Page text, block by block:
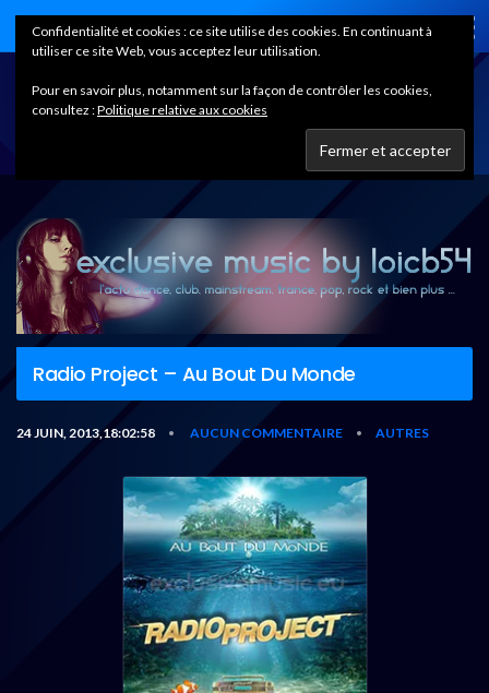
Home
Radio Project – Au Bout Du Monde
24 JUIN, 2013,18:02:58 • AUCUN COMMENTAIRE • AUTRES
Confidentialité et cookies : ce site utilise des cookies. En continuant à
utiliser ce site Web, vous acceptez leur utilisation.
Pour en savoir plus, notamment sur la façon de contrôler les cookies,
consultez :Politique relative aux cookies